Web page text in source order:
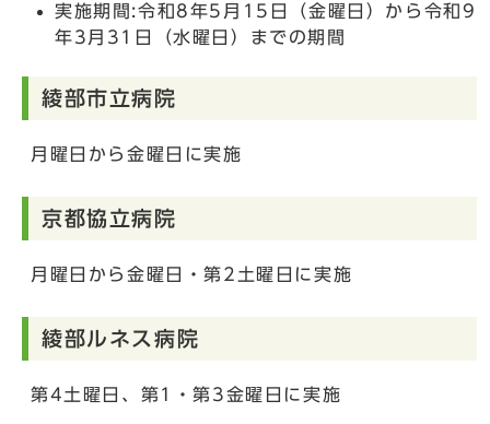
実施期間:令和8年5月15日（金曜日）から令和9
年3月31日（水曜日）までの期間
綾部市立病院
月曜日から金曜日に実施
京都協立病院
月曜日から金曜日・第2土曜日に実施
綾部ルネス病院
第4土曜日、第1・第3金曜日に実施